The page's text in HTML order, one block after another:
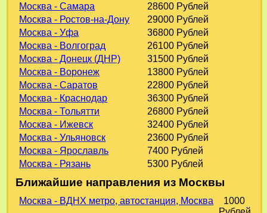
Москва - Самара
28600 Рублей
Москва - Ростов-на-Дону
29000 Рублей
Москва - Уфа
36800 Рублей
Москва - Волгоград
26100 Рублей
Москва - Донецк (ДНР)
31500 Рублей
Москва - Воронеж
13800 Рублей
Москва - Саратов
22800 Рублей
Москва - Краснодар
36300 Рублей
Москва - Тольятти
26800 Рублей
Москва - Ижевск
32400 Рублей
Москва - Ульяновск
23600 Рублей
Москва - Ярославль
7400 Рублей
Москва - Рязань
5300 Рублей
Ближайшие направления из Москвы
Москва - ВДНХ метро, автостанция, Москва
1000